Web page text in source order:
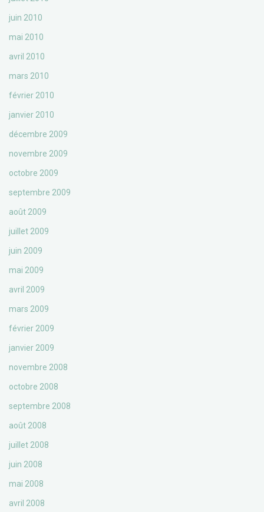
juin 2010
mai 2010
avril 2010
mars 2010
février 2010
janvier 2010
décembre 2009
novembre 2009
octobre 2009
septembre 2009
août 2009
juillet 2009
juin 2009
mai 2009
avril 2009
mars 2009
février 2009
janvier 2009
novembre 2008
octobre 2008
septembre 2008
août 2008
juillet 2008
juin 2008
mai 2008
avril 2008